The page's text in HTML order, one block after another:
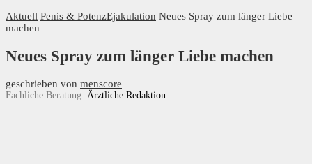
Aktuell Penis & PotenzEjakulation Neues Spray zum länger Liebe
machen
Neues Spray zum länger Liebe machen
geschrieben von menscore
Fachliche Beratung: Ärztliche Redaktion